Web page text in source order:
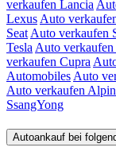
verkaufen Lancia
Lexus Auto
Seat Auto verkaufen
Tesla Auto
verkaufen Cupra
Automobiles Auto
Auto verkaufen
SsangYong
Autoankauf bei